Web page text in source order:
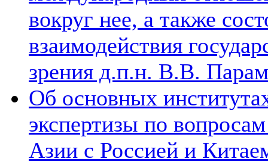
вокруг нее, а также
взаимодействия
зрения д.п.н. В.В.
Об основных
экспертизы по
Азии с Россией и